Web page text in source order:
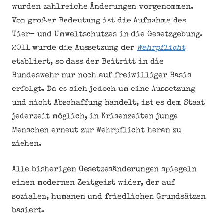
wurden zahlreiche Änderungen vorgenommen.
Von großer Bedeutung ist die Aufnahme des
Tier- und Umweltschutzes in die Gesetzgebung.
2011 wurde die Aussetzung der Wehrpflicht
etabliert, so dass der Beitritt in die
Bundeswehr nur noch auf freiwilliger Basis
erfolgt. Da es sich jedoch um eine Aussetzung
und nicht Abschaffung handelt, ist es dem Staat
jederzeit möglich, in Krisenzeiten junge
Menschen erneut zur Wehrpflicht heran zu
ziehen.
Alle bisherigen Gesetzesänderungen spiegeln
einen modernen Zeitgeist wider, der auf
sozialen, humanen und friedlichen Grundsätzen
basiert.